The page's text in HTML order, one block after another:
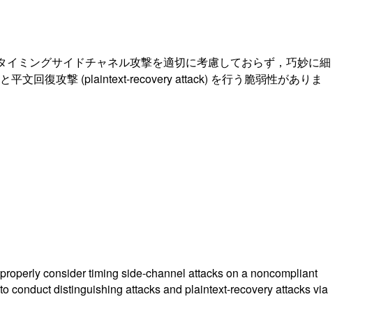
ミングサイドチャネル攻撃を適切に考慮しておらず，巧妙に細
文回復攻撃 (plaintext-recovery attack) を行う脆弱性がありま
consider timing side-channel attacks on a noncompliant
conduct distinguishing attacks and plaintext-recovery attacks via